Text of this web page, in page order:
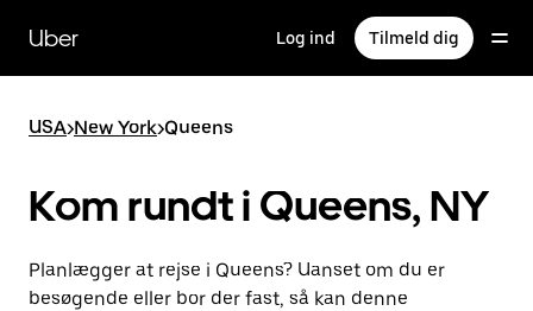
hovedindhold
Uber Log ind Tilmeld dig
USA>New York>Queens
Kom rundt i Queens, NY
Planlægger at rejse i Queens? Uanset om du er
besøgende eller bor der fast, så kan denne